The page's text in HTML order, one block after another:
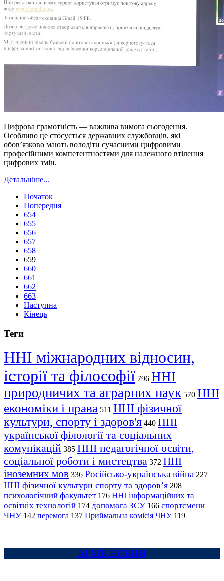
Цифрова грамотність — важлива вимога сьогодення.
Особливо це стосується державних службовців, які
обов’язково мають володіти сучасними цифровими
професійними компетентностями для належного втілення
цифрових змін.
Детальніше...
Початок
Попередня
654
655
656
657
658
659
660
661
662
663
Наступна
Кінець
Теги
ННІ міжнародних відносин,
історії та філософії 796 ННІ
природничих та аграрних наук 570 ННІ
економіки і права 511 ННІ фізичної
культури, спорту і здоров'я 440 ННІ
української філології та соціальних
комунікацій 385 ННІ педагогічної освіти,
соціальної роботи і мистецтва 372 ННІ
іноземних мов 336 Російсько-українська війна 227
ННІ фізичної культури спорту та здоров’я 208
психологічний факультет 176 ННІ інформаційних та
освітніх технологій 174 допомога ЗСУ 166 спортсмени
ЧНУ 142 перемога 137 Приймальна комісія ЧНУ 119
АРХІВ НОВИН